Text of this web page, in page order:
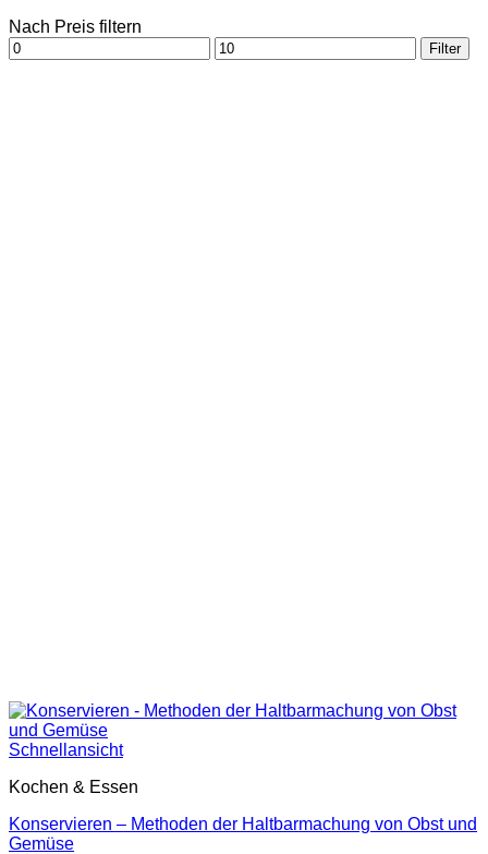
Nach Preis filtern
Min.
Preis
Max.
Preis
Filter
Schnellansicht
Kochen & Essen
Konservieren – Methoden der Haltbarmachung von Obst und
Gemüse